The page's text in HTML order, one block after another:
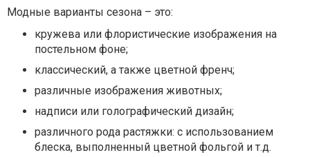
Модные варианты сезона – это:
кружева или флористические изображения на
постельном фоне;
классический, а также цветной френч;
различные изображения животных;
надписи или голографический дизайн;
различного рода растяжки: с использованием
блеска, выполненный цветной фольгой и т.д.